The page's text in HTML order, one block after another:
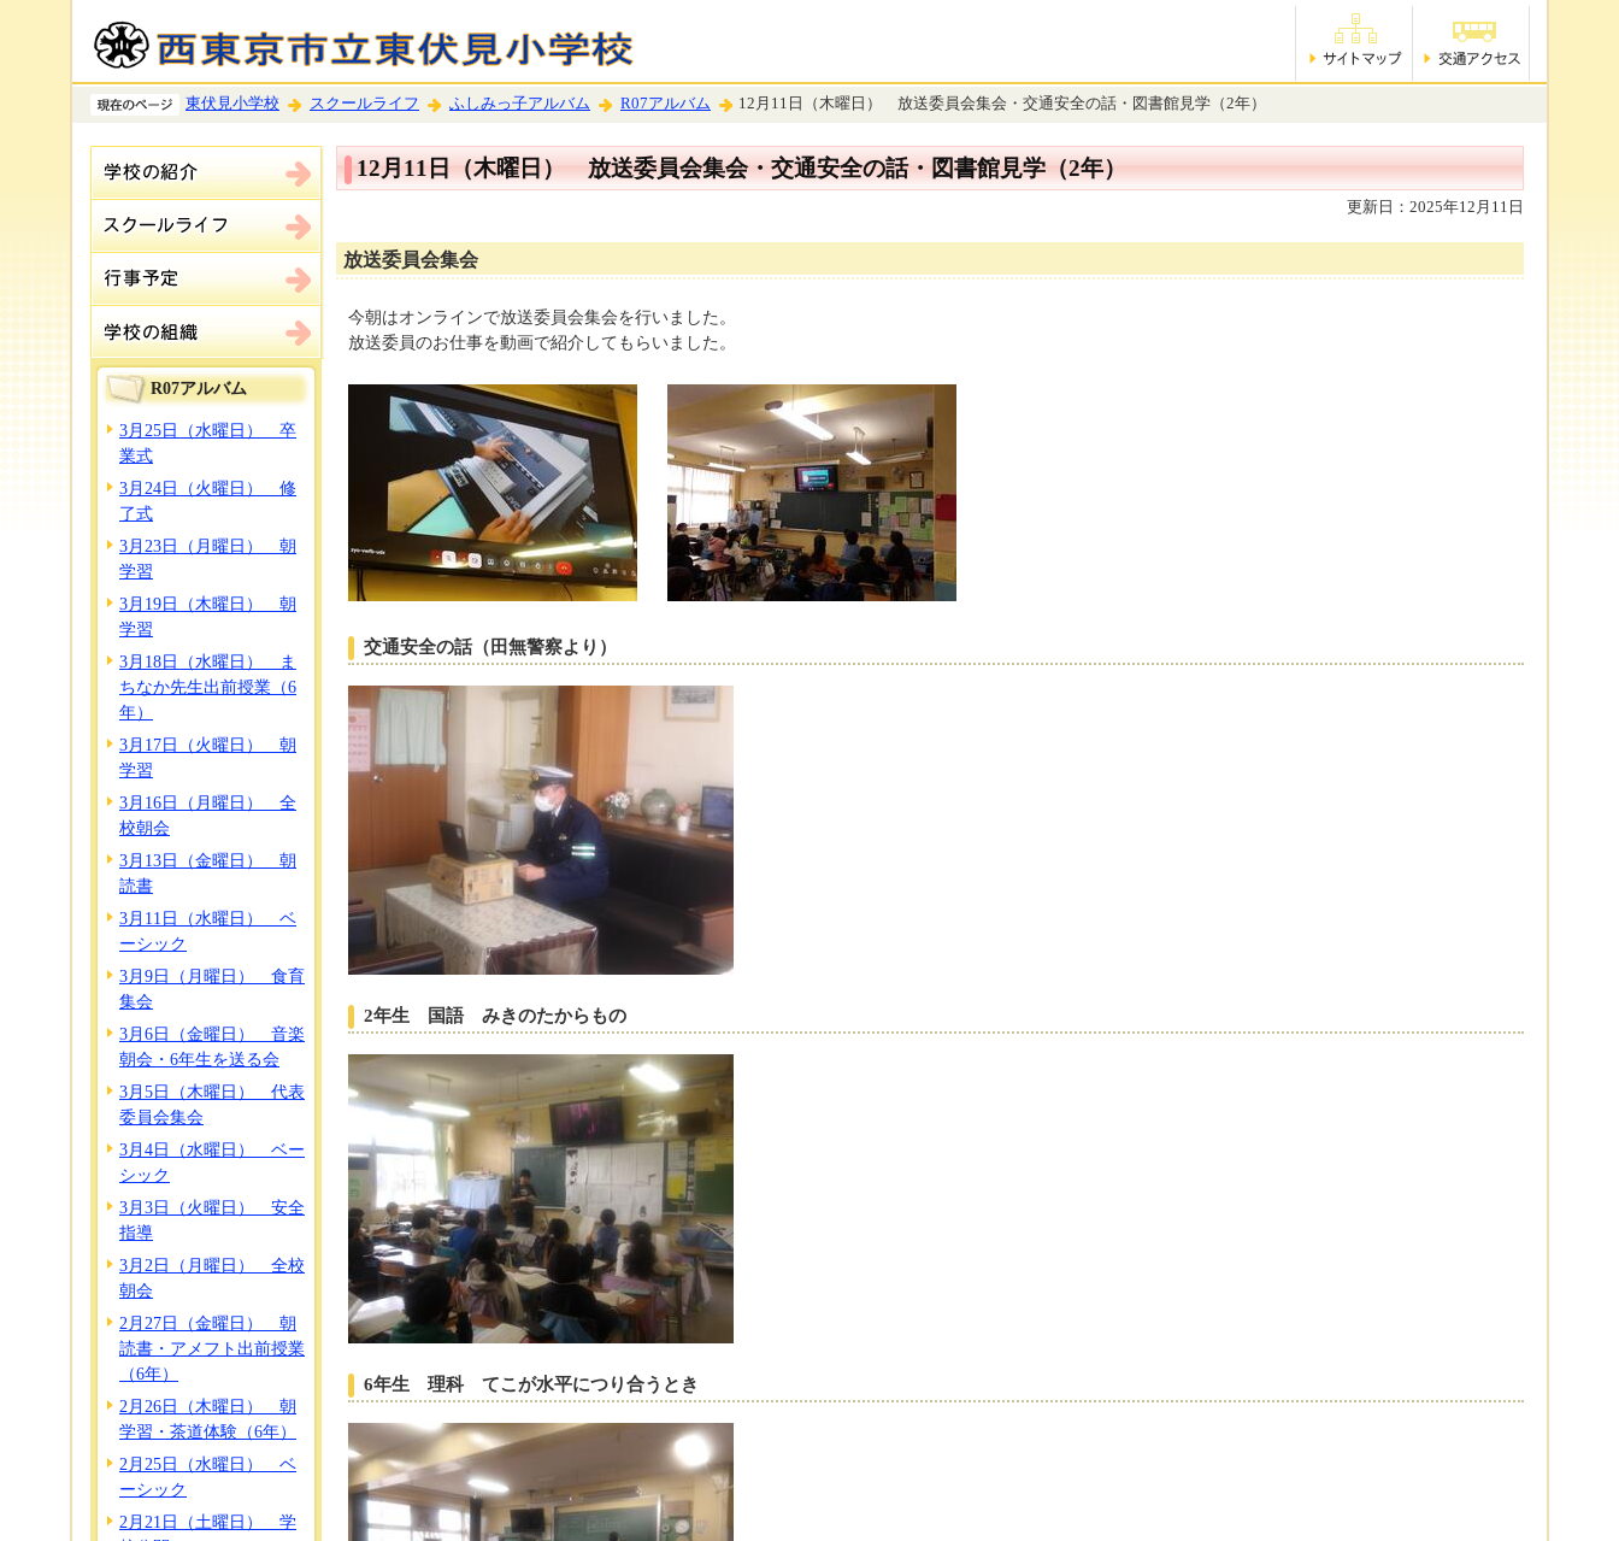
東伏見小学校 スクールライフ ふしみっ子アルバム R07アルバム 12月11日（木曜日） 放送委員会集会・交通安全の話・図書館見学（2年）
R07アルバム
3月25日（水曜日） 卒
業式
3月24日（火曜日） 修
了式
3月23日（月曜日） 朝
学習
3月19日（木曜日） 朝
学習
3月18日（水曜日） ま
ちなか先生出前授業（6
年）
3月17日（火曜日） 朝
学習
3月16日（月曜日） 全
校朝会
3月13日（金曜日） 朝
読書
3月11日（水曜日） ベ
ーシック
3月9日（月曜日） 食育
集会
3月6日（金曜日） 音楽
朝会・6年生を送る会
3月5日（木曜日） 代表
委員会集会
3月4日（水曜日） ベー
シック
3月3日（火曜日） 安全
指導
3月2日（月曜日） 全校
朝会
2月27日（金曜日） 朝
読書・アメフト出前授業
（6年）
2月26日（木曜日） 朝
学習・茶道体験（6年）
2月25日（水曜日） ベ
ーシック
2月21日（土曜日） 学
12月11日（木曜日） 放送委員会集会・交通安全の話・図書館見学（2年）
更新日：2025年12月11日
放送委員会集会
今朝はオンラインで放送委員会集会を行いました。
放送委員のお仕事を動画で紹介してもらいました。
交通安全の話（田無警察より）
2年生 国語 みきのたからもの
6年生 理科 てこが水平につり合うとき